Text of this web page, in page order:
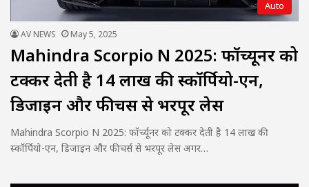
Auto
AV NEWS May 5, 2025
Mahindra Scorpio N 2025: फॉर्च्यूनर को
टक्कर देती है 14 लाख की स्कॉर्पियो-एन,
डिजाइन और फीचर्स से भरपूर लेस
Mahindra Scorpio N 2025: फॉर्च्यूनर को टक्कर देती है 14 लाख की
स्कॉर्पियो-एन, डिजाइन और फीचर्स से भरपूर लेस अगर…